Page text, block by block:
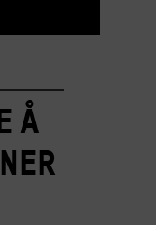
å